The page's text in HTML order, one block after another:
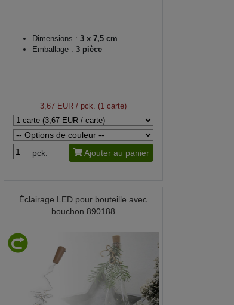
Dimensions : 3 x 7,5 cm
Emballage : 3 pièce
3,67 EUR/ pck. (1 carte)
pck. Ajouter au panier
Éclairage LED pour bouteille avec
bouchon 890188